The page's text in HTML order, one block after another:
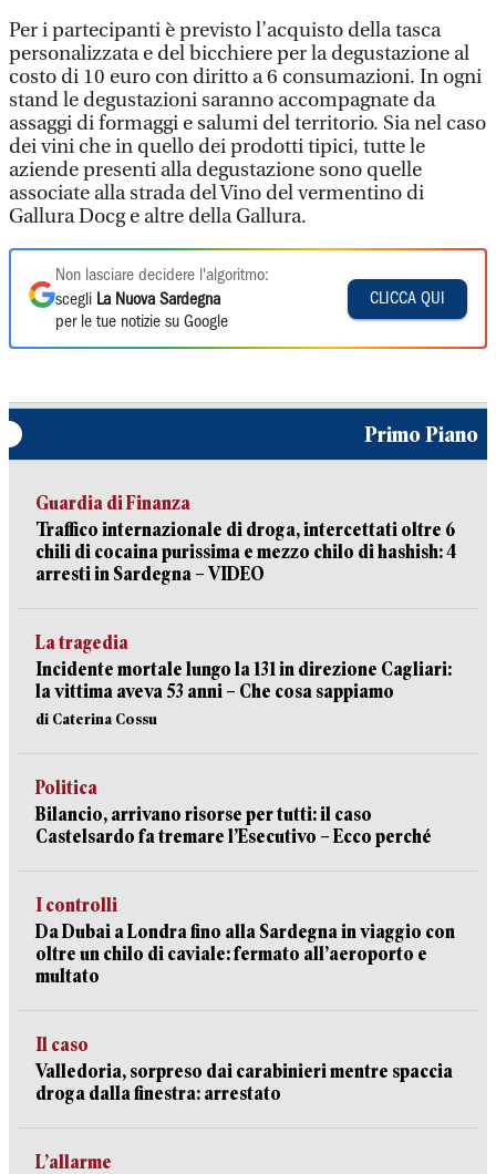
Per i partecipanti è previsto l’acquisto della tasca
personalizzata e del bicchiere per la degustazione al
costo di 10 euro con diritto a 6 consumazioni. In ogni
stand le degustazioni saranno accompagnate da
assaggi di formaggi e salumi del territorio. Sia nel caso
dei vini che in quello dei prodotti tipici, tutte le
aziende presenti alla degustazione sono quelle
associate alla strada del Vino del vermentino di
Gallura Docg e altre della Gallura.
Non lasciare decidere l'algoritmo:
scegli La Nuova Sardegna
per le tue notizie su Google
CLICCA QUI
Primo Piano
Guardia di Finanza
Traffico internazionale di droga, intercettati oltre 6
chili di cocaina purissima e mezzo chilo di hashish: 4
arresti in Sardegna – VIDEO
La tragedia
Incidente mortale lungo la 131 in direzione Cagliari:
la vittima aveva 53 anni – Che cosa sappiamo
di Caterina Cossu
Politica
Bilancio, arrivano risorse per tutti: il caso
Castelsardo fa tremare l’Esecutivo – Ecco perché
I controlli
Da Dubai a Londra fino alla Sardegna in viaggio con
oltre un chilo di caviale: fermato all’aeroporto e
multato
Il caso
Valledoria, sorpreso dai carabinieri mentre spaccia
droga dalla finestra: arrestato
L’allarme